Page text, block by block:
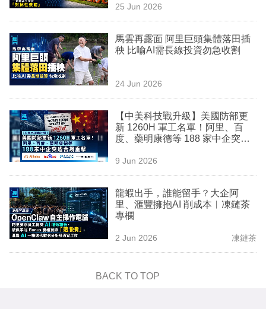
生
時
事
欄
訂
閱
區
25 Jun 2026
馬雲再露面 阿里巨頭集體落田插
秧 比喻AI需長線投資勿急收割
24 Jun 2026
【中美科技戰升級】美國防部更
新 1260H 軍工名單！阿里、百
度、藥明康德等 188 家中企突遭
9 Jun 2026
龍蝦出手，誰能留手？大企阿
里、滙豐擁抱AI 削成本︳凍鏈茶
專欄
2 Jun 2026 凍鏈茶
BACK TO TOP